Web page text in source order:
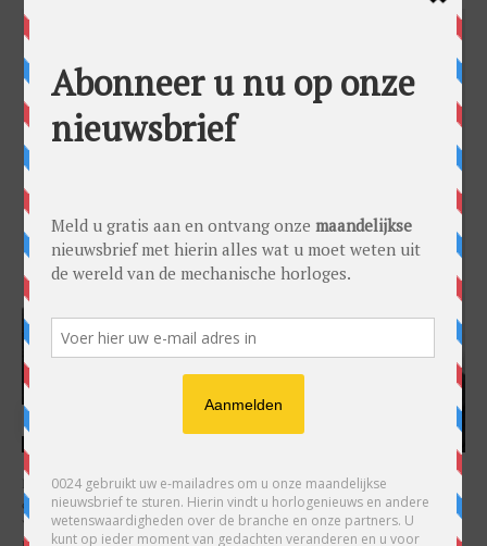
Hoofdredacteur en uitgever van 0024 Horloges. Een horlogeliefhebber en
ondernemer in hart en nieren, voor wie de liefde al decennia teruggaat. Voor
Wijnschenk is uitgeven levenslange passie, net als de oneindige interesse in